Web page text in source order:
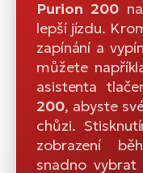
Purion 200
lepší jízdu.
zapínání a
můžete
asistenta
200, abyste
chůzi.
zobrazení
snadno